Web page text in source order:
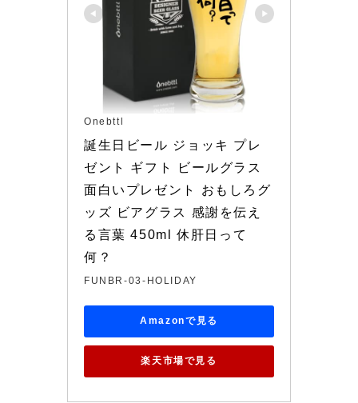
Onebttl
誕生日ビール ジョッキ プレ
ゼント ギフト ビールグラス
面白いプレゼント おもしろグ
ッズ ビアグラス 感謝を伝え
る言葉 450ml 休肝日って
何？
FUNBR-03-HOLIDAY
Amazonで見る
楽天市場で見る